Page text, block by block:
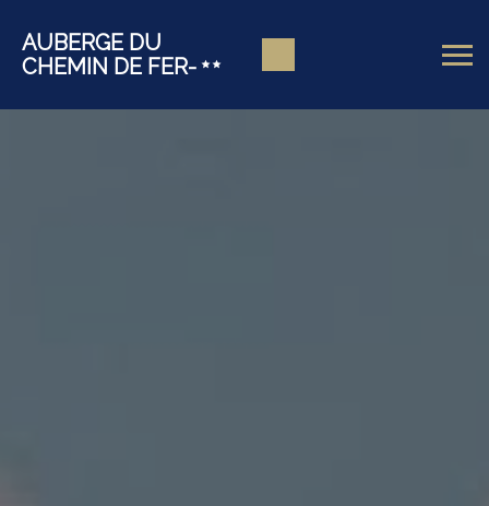
AUBERGE DU
CHEMIN DE FER-